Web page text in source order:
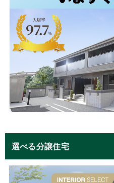
選べる分譲住宅